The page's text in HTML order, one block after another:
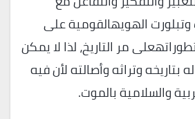
الهويهالقومية على
مر التاريخ، لذا لا يمكن
بتاريخه وتراثه وأصالته لأن فيه
والسلامية بالموت.